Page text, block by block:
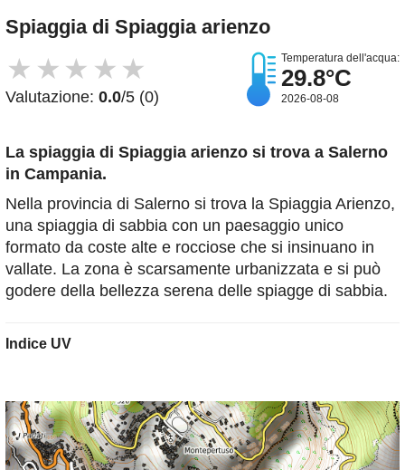
Spiaggia di Spiaggia arienzo
★ ★ ★ ★ ★
Valutazione: 0.0/5 (0)
Temperatura dell'acqua:
29.8°C
2026-08-08
La spiaggia di Spiaggia arienzo si trova a Salerno
in Campania.
Nella provincia di Salerno si trova la Spiaggia Arienzo,
una spiaggia di sabbia con un paesaggio unico
formato da coste alte e rocciose che si insinuano in
vallate. La zona è scarsamente urbanizzata e si può
godere della bellezza serena delle spiagge di sabbia.
Indice UV